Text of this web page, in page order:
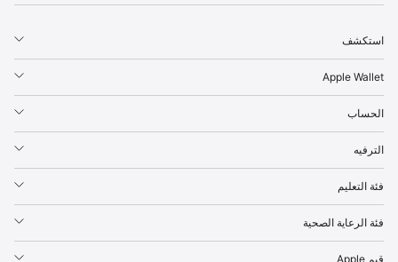
r
p
l
e
استكشف
Apple Wallet
الحساب
الترفيه
فئة التعليم
فئة الرعاية الصحية
قيم Apple